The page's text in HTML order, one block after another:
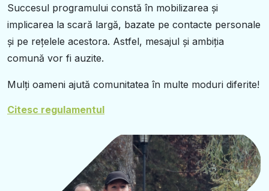
Succesul programului constă în mobilizarea și
implicarea la scară largă, bazate pe contacte personale
și pe rețelele acestora. Astfel, mesajul și ambiția
comună vor fi auzite.
Mulți oameni ajută comunitatea în multe moduri diferite!
Citesc regulamentul